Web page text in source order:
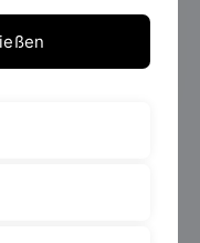
China wurde als
und